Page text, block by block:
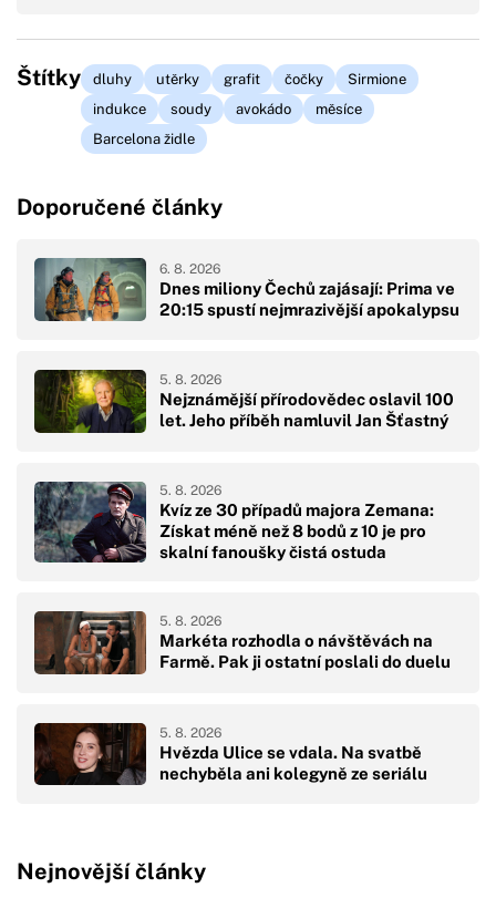
Štítky dluhy utěrky grafit čočky
Sirmione
indukce
soudy avokádo
měsíce
Barcelona židle
Doporučené články
Dnes miliony Čechů zajásají: Prima ve
20:15 spustí nejmrazivější apokalypsu
6. 8. 2026
Nejznámější přírodovědec oslavil 100
let. Jeho příběh namluvil Jan Šťastný
5. 8. 2026
Kvíz ze 30 případů majora Zemana:
Získat méně než 8 bodů z 10 je pro
skalní fanoušky čistá ostuda
5. 8. 2026
Markéta rozhodla o návštěvách na
Farmě. Pak ji ostatní poslali do duelu
5. 8. 2026
Hvězda Ulice se vdala. Na svatbě
nechyběla ani kolegyně ze seriálu
5. 8. 2026
Nejnovější články